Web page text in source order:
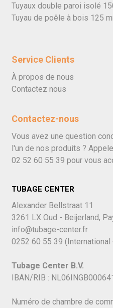
Tuyaux double paroi isolé
Tuyau de poêle à bois 125
Service Clients
À propos de nous
Contactez nous
Contactez-nous
Vous avez une question
l'un de nos produits ?
02 52 60 55 39 pour vous
TUBAGE CENTER
Alexander Bellstraat 11
3261 LX Oud - Beijerland,
info@tubage-center.fr
0252 60 55 39 (International
Tubage Center B.V.
IBAN/RIB :
Numéro de chambre de